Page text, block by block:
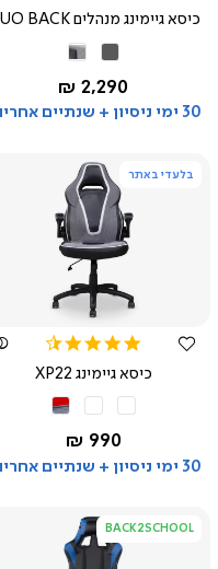
rating
כיסא גיימינג מנהלים DUO BACK
שחורשחור
בהירהחל מ-
2,290 ₪
30 ימי ניסיון + שנתיים אחריות
בלעדי באתר
צפייה
מהירה
4.5
rating
כיסא גיימינג XP22
אפור
החל מ-
990 ₪
30 ימי ניסיון + שנתיים אחריות
BACK2SCHOOL